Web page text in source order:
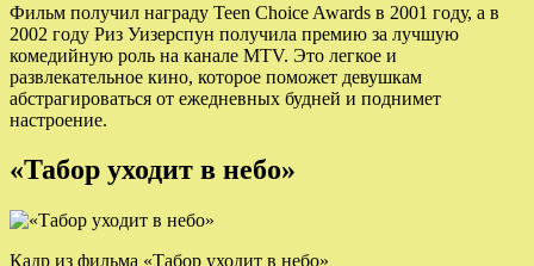
Фильм получил награду Teen Choice Awards в 2001 году, а в
2002 году Риз Уизерспун получила премию за лучшую
комедийную роль на канале MTV. Это легкое и
развлекательное кино, которое поможет девушкам
абстрагироваться от ежедневных будней и поднимет
настроение.
«Табор уходит в небо»
Кадр из фильма «Табор уходит в небо»